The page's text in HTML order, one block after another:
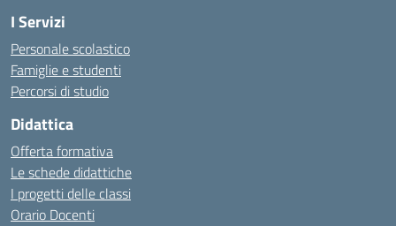
I Servizi
Personale scolastico
Famiglie e studenti
Percorsi di studio
Didattica
Offerta formativa
Le schede didattiche
I progetti delle classi
Orario Docenti